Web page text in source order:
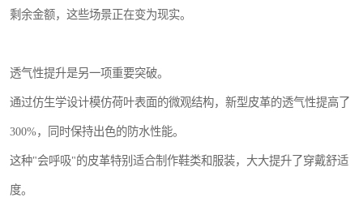
剩余金额，这些场景正在变为现实。
透气性提升是另一项重要突破。
通过仿生学设计模仿荷叶表面的微观结构，新型皮革的透气性提高了
300%，同时保持出色的防水性能。
这种"会呼吸"的皮革特别适合制作鞋类和服装，大大提升了穿戴舒适
度。